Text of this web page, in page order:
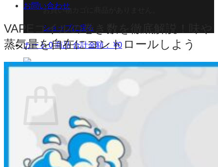
お買い物カゴに商品がありません。
ショップに戻る
カート0 商品 合計金額： ¥0
お買い物カゴに商品がありません。
ショップに戻る
お問い合わせ
VAPEコイルの巻き数を徹底解説！味や
蒸気量を自在にコントロールしよう